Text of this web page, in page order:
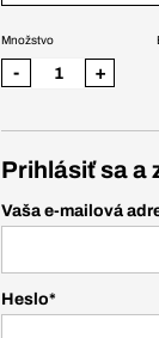
Množstvo
- +
Prihlásiť sa a
Vaša e-mailová
Heslo*